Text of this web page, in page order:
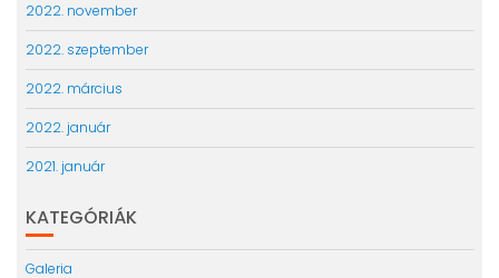
2022. november
2022. szeptember
2022. március
2022. január
2021. január
KATEGÓRIÁK
Galeria